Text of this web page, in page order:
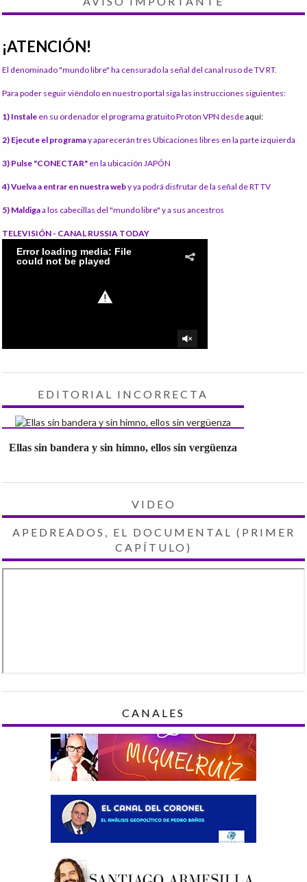
¡ATENCIÓN!
El denominado "mundo libre" ha censurado la señal del canal ruso de TV RT.
Para poder seguir viéndolo en nuestro portal siga las instrucciones siguientes:
1) Instale en su ordenador el programa gratuito Proton VPN desdeaquí:
2) Ejecute el programay aparecerán tres Ubicaciones libres en la parte izquierda
3) Pulse "CONECTAR" en la ubicación JAPÓN
4) Vuelva a entrar en nuestra weby ya podrá disfrutar de la señal de RT TV
5) Maldigaa los cabecillas del "mundo libre" y a sus ancestros
TELEVISIÓN - CANAL RUSSIA TODAY
EDITORIAL INCORRECTA
Ellas sin bandera y sin himno, ellos sin vergüenza
VIDEO
APEDREADOS, EL DOCUMENTAL (PRIMER
CAPÍTULO)
CANALES